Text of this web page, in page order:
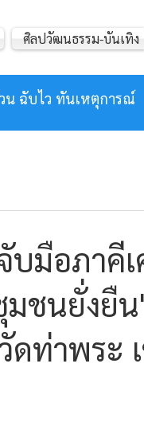
น ฉับไว ทันเหตุการณ์
ศิลปวัฒนธรรม-บันเทิง
บมือภาคี
มชนยั่งยื
ท่าพระ